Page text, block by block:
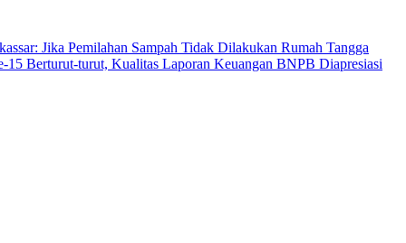
Jika Pemilahan Sampah Tidak Dilakukan Rumah Tangga
15 Berturut-turut, Kualitas Laporan Keuangan BNPB Diapresiasi